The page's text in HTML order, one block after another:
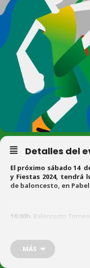
Detalles del
El próximo sábado 14
y Fiestas 2024, tendrá
de baloncesto, en
16:00h . Baloncesto
20:00h. Baloncesto Torneo
MÁS